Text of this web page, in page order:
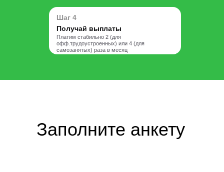
Шаг 4
Получай выплаты
Платим стабильно 2 (для
офф.трудоустроенных) или 4 (для
самозанятых) раза в месяц
Заполните анкету